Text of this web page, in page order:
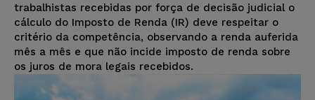
trabalhistas recebidas por força de decisão judicial o
cálculo do Imposto de Renda (IR) deve respeitar o
critério da competência, observando a renda auferida
mês a mês e que não incide imposto de renda sobre
os juros de mora legais recebidos.